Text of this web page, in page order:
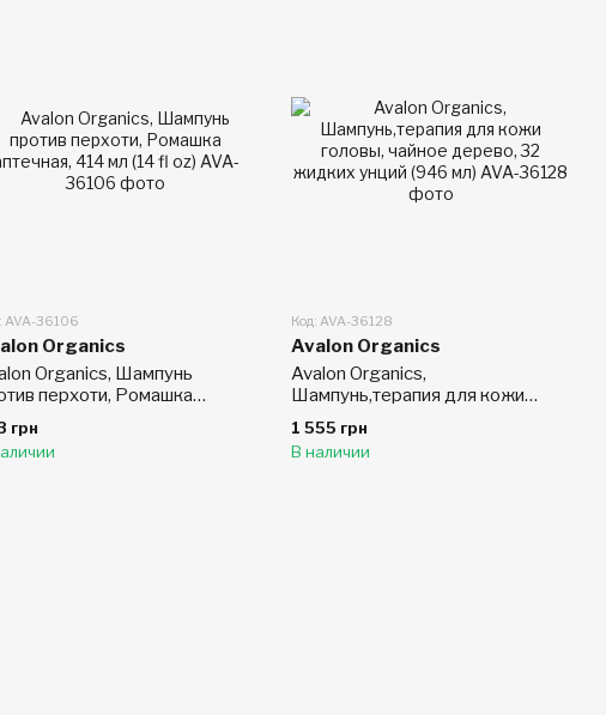
AVA-36106
Organics
Organics, Шампунь
перхоти, Ромашка
414 мл (14 fl oz)
грн
Код: AVA-36128
Avalon Organics
Avalon Organics,
Шампунь,терапия для кожи
головы, чайное дерево, 32
жидких унций (946 мл)
1 555 грн
В наличии